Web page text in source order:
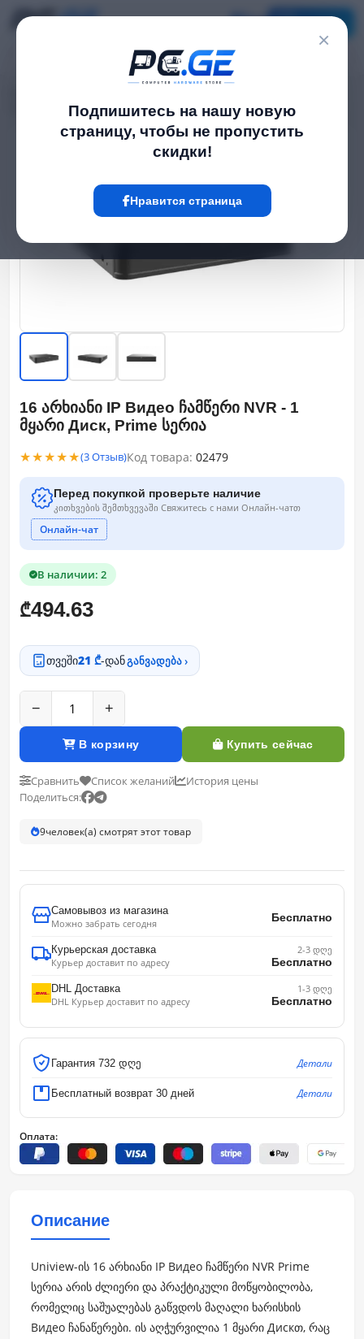
×
Подпишитесь на нашу новую
страницу, чтобы не пропустить
скидки!
Нравится страница
16 არხიანი IP Видео ჩამწერი NVR - 1 მყარი Диск, Prime სერია
16 არხიანი IP Видео ჩამწერი NVR - 1
მყარი Диск, Prime სერია
★★★★★(3 Отзыв)Код товара: 02479
Перед покупкой проверьте наличие
კითხვების შემთხვევაში Свяжитесь с нами Онлайн-чатთ
Онлайн-чат
В наличии: 2
₾494.63
თვეში21 ₾-დანგანვადება ›
− +
В корзину Купить сейчас
Сравнить Список желаний
История цены
Поделиться:
9человек(а) смотрят этот товар
Самовывоз из магазина
Можно забрать сегодня
Бесплатно
Курьерская доставка
Курьер доставит по адресу
2-3 დღე
Бесплатно
DHL Доставка
DHL Курьер доставит по адресу
1-3 დღე
Бесплатно
Гарантия 732 დღე Детали
Бесплатный возврат 30 дней Детали
Оплата:
Описание
Uniview-ის 16 არხიანი IP Видео ჩამწერი NVR Prime
სერია არის ძლიერი და პრაქტიკული მოწყობილობა,
რომელიც საშუალებას გაწვდოს მაღალი ხარისხის
Видео ჩანაწერები. ის აღჭურვილია 1 მყარი Дискთ, რაც